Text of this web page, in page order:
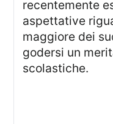
recentemente
aspettative
maggiore dei
godersi un
scolastiche.